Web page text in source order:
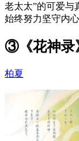
老太太”的可爱与
始终努力坚守内心
③《花神录
柏夏